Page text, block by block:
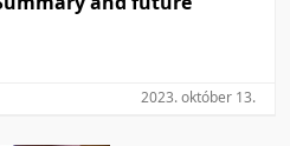
2023. október 13.